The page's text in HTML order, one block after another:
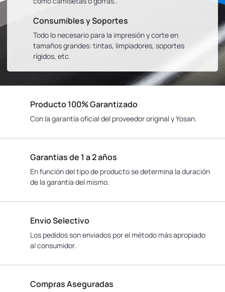
Consumibles y Soportes
Todo lo necesario para la impresión y corte en
tamaños grandes: tintas, limpiadores, soportes
rígidos, etc.
Producto 100% Garantizado
Con la garantía oficial del proveedor original y Yosan.
Garantias de 1 a 2 años
En función del tipo de producto se determina la duración
de la garantía del mismo.
Envio Selectivo
Los pedidos son enviados por el método más apropiado
al consumidor.
Compras Aseguradas